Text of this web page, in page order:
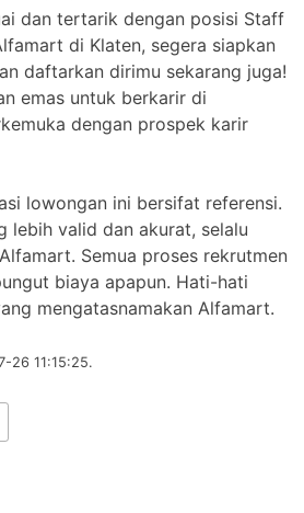
dan tertarik dengan posisi Staff
di Klaten, segera siapkan
daftarkan dirimu sekarang juga!
emas untuk berkarir di
dengan prospek karir
lowongan ini bersifat referensi.
lebih valid dan akurat, selalu
Semua proses rekrutmen
biaya apapun. Hati-hati
mengatasnamakan Alfamart.
26 11:15:25.